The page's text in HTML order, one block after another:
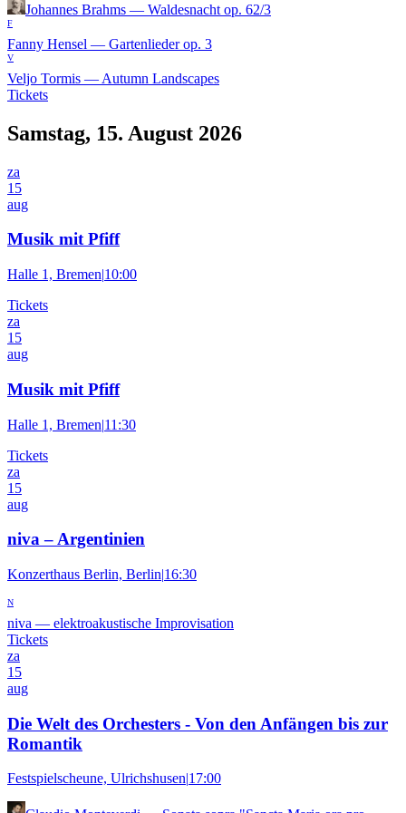
Johannes Brahms — Waldesnacht op. 62/3
F
Fanny Hensel — Gartenlieder op. 3
V
Veljo Tormis — Autumn Landscapes
Tickets
Samstag, 15. August 2026
za
15
aug
Musik mit Pfiff
Halle 1, Bremen|10:00
Tickets
za
15
aug
Musik mit Pfiff
Halle 1, Bremen|11:30
Tickets
za
15
aug
niva – Argentinien
Konzerthaus Berlin, Berlin|16:30
N
niva — elektroakustische Improvisation
Tickets
za
15
aug
Die Welt des Orchesters - Von den Anfängen bis zur
Romantik
Festspielscheune, Ulrichshusen|17:00